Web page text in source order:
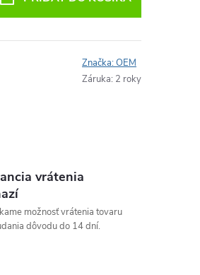
Značka:OEM
Záruka: 2 roky
vrátenia
možnosť vrátenia tovaru
dôvodu do 14 dní.